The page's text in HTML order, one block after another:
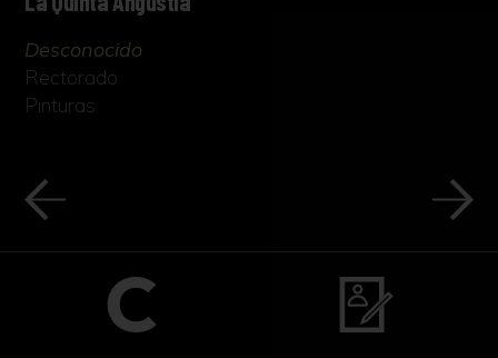
Desconocido
Rectorado
Pinturas